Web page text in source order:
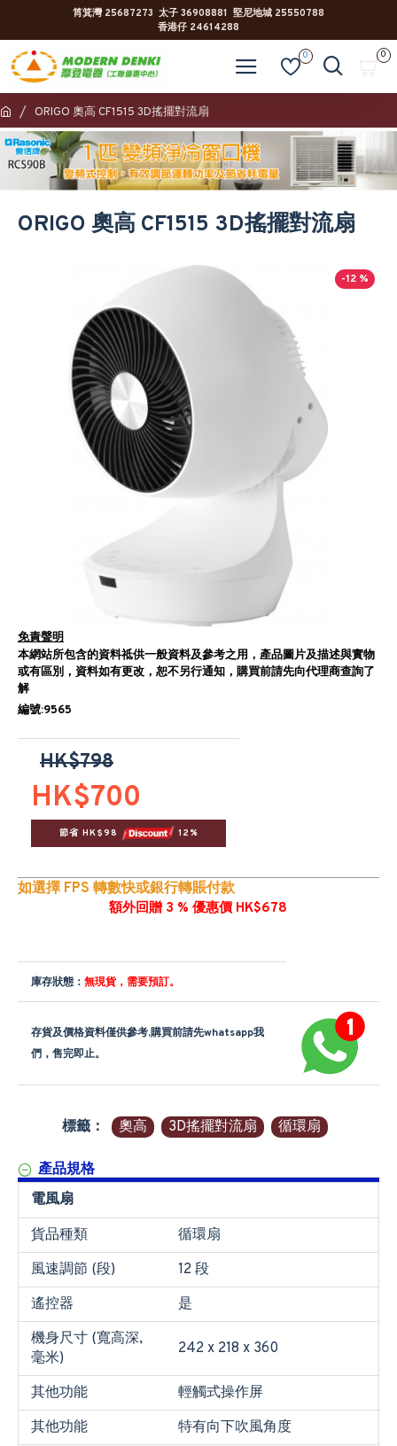
筲箕灣 25687273 太子 36908881 堅尼地城 25550788
香港仔 24614288
0 0
ORIGO 奧高 CF1515 3D搖擺對流扇
ORIGO 奧高 CF1515 3D搖擺對流扇
-12 %
免責聲明
本網站所包含的資料祗供一般資料及參考之用，產品圖片及描述與實物
或有區別，資料如有更改，恕不另行通知，購買前請先向代理商查詢了
解
編號:9565
HK$700
HK$798
節省 HK$98 12%
如選擇 FPS 轉數快或銀行轉賬付款
額外回贈 3 % 優惠價 HK$678
庫存狀態： 無現貨，需要預訂。
存貨及價格資料僅供參考,購買前請先whatsapp我
們，售完即止。
標籤： 奧高 3D搖擺對流扇 循環扇
產品規格
電風扇
貨品種類
循環扇
風速調節 (段)
12 段
遙控器
是
機身尺寸 (寬高深,
毫米)
242 x 218 x 360
其他功能
輕觸式操作屏
其他功能
特有向下吹風角度